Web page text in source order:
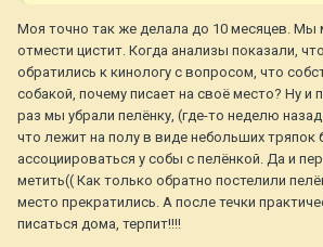
Моя точно так же делала до 10 месяцев. Мы
отмести цистит. Когда анализы показали,
обратились к кинологу с вопросом, что
собакой, почему писает на своё место? Ну и
раз мы убрали пелёнку, (где-то неделю
что лежит на полу в виде небольших тряпок
ассоциироваться у собы с пелёнкой. Да и
метить(( Как только обратно постелили
место прекратились. А после течки
писаться дома, терпит!!!!